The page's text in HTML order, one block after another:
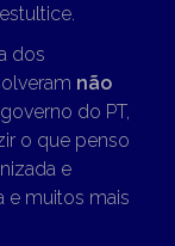
dos
não
do PT,
o que penso
e
e muitos mais